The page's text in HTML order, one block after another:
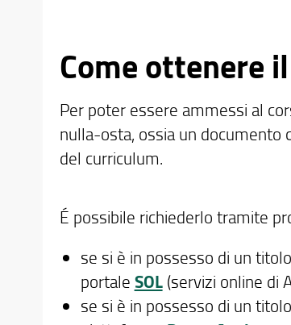
Come ottenere
Per poter essere ammessi al
nulla-osta, ossia un documento
del curriculum.
É possibile richiederlo tramite
se si è in possesso di un
portale SOL(servizi online di
se si è in possesso di un